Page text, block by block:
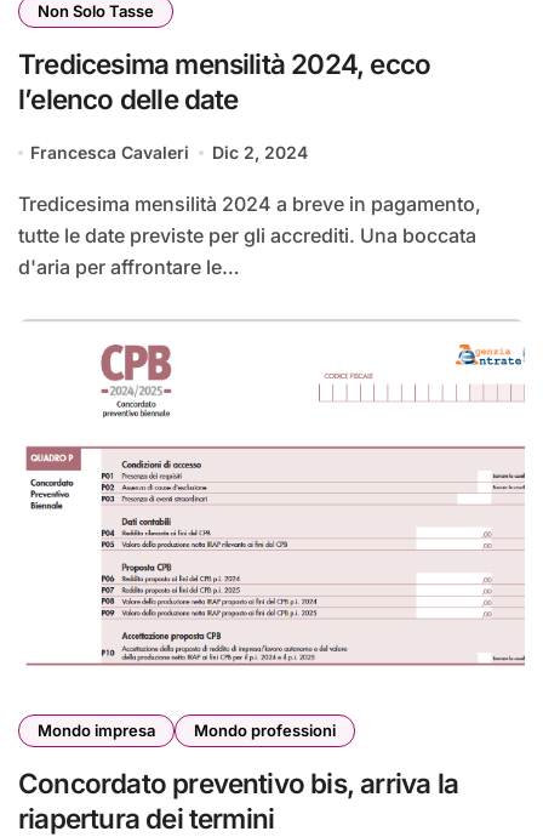
Non Solo Tasse
Tredicesima mensilità 2024, ecco
l’elenco delle date
Francesca Cavaleri Dic 2, 2024
Tredicesima mensilità 2024 a breve in pagamento,
tutte le date previste per gli accrediti. Una boccata
d'aria per affrontare le…
Mondo impresa Mondo professioni
Concordato preventivo bis, arriva la
riapertura dei termini